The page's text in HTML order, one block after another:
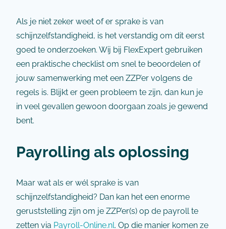
Als je niet zeker weet of er sprake is van
schijnzelfstandigheid, is het verstandig om dit eerst
goed te onderzoeken. Wij bij FlexExpert gebruiken
een praktische checklist om snel te beoordelen of
jouw samenwerking met een ZZP’er volgens de
regels is. Blijkt er geen probleem te zijn, dan kun je
in veel gevallen gewoon doorgaan zoals je gewend
bent.
Payrolling als oplossing
Maar wat als er wél sprake is van
schijnzelfstandigheid? Dan kan het een enorme
geruststelling zijn om je ZZP’er(s) op de payroll te
zetten via Payroll-Online.nl. Op die manier komen ze